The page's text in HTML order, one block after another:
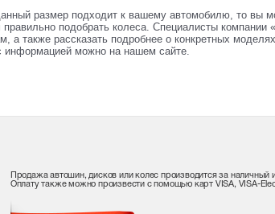
размер подходит к вашему автомобилю, то
подобрать колеса. Специалисты
также рассказать подробнее о конкретных
информацией можно на нашем сайте.
Продажа автошин, дисков или колес производится за наличный
Оплату также можно произвести с помощью карт VISA, VISA-